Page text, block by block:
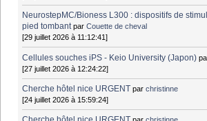
NeurostepMC/Bioness L300 : dispositifs de
pied tombant parCouette de cheval
[29 juillet 2026 à 11:12:41]
Cellules souches iPS - Keio University (Japon)
[27 juillet 2026 à 12:24:22]
Cherche hôtel nice URGENT parchristinne
[24 juillet 2026 à 15:59:24]